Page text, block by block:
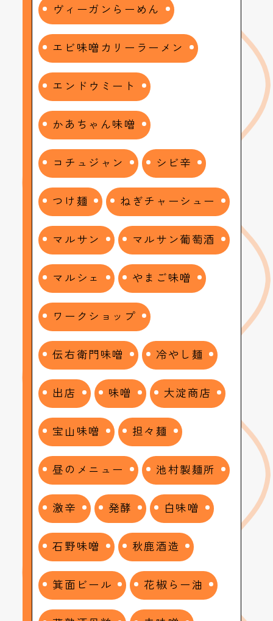
ヴィーガンらーめん
エビ味噌カリーラーメン
エンドウミート
かあちゃん味噌
コチュジャン シビ辛
つけ麺 ねぎチャーシュー
マルサン マルサン葡萄酒
マルシェ やまご味噌
ワークショップ
伝右衛門味噌 冷やし麺
出店 味噌 大淀商店
宝山味噌 担々麺
昼のメニュー 池村製麺所
激辛 発酵 白味噌
石野味噌 秋鹿酒造
箕面ビール 花椒らー油